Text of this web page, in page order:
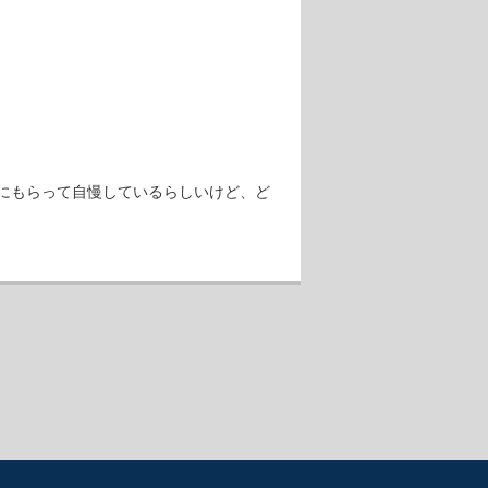
もらって自慢しているらしいけど、ど